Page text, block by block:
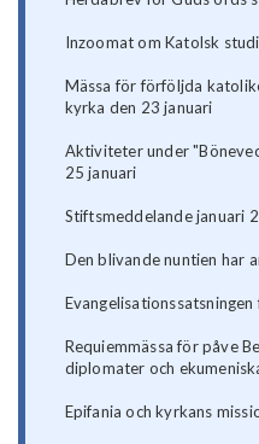
Inzoomat om Katolsk
Mässa för förföljda
kyrka den 23 januari
Aktiviteter under
25 januari
Stiftsmeddelande januari
Den blivande nuntien har
Requiemmässa för påve
diplomater och
Epifania och kyrkans